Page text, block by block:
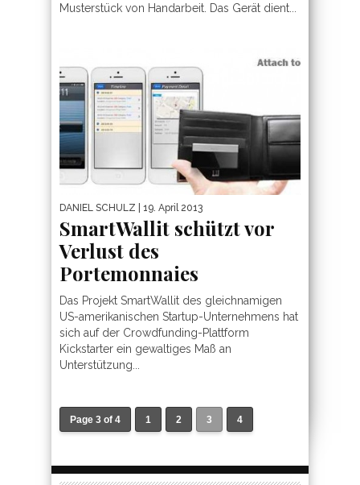
Musterstück von Handarbeit. Das Gerät dient...
DANIEL SCHULZ | 19. April 2013
SmartWallit schützt vor
Verlust des
Portemonnaies
Das Projekt SmartWallit des gleichnamigen
US-amerikanischen Startup-Unternehmens hat
sich auf der Crowdfunding-Plattform
Kickstarter ein gewaltiges Maß an
Unterstützung...
Page 3 of 4 1 2 3 4